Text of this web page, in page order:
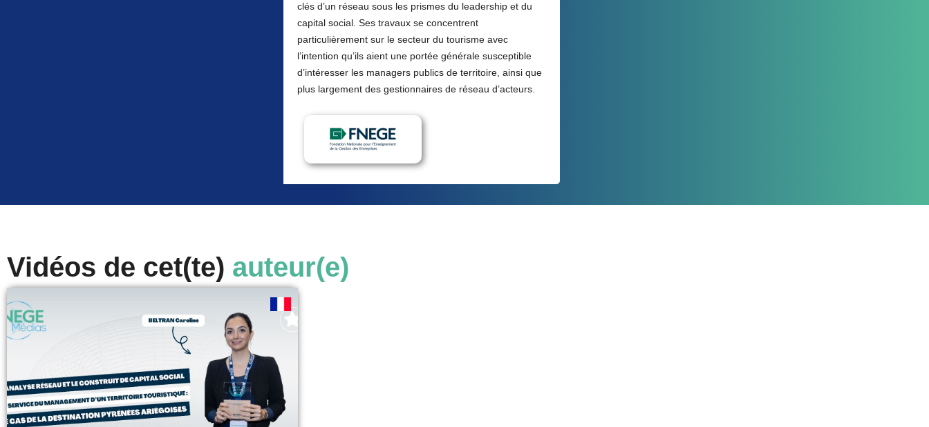
clés d’un réseau sous les prismes du leadership et du
capital social. Ses travaux se concentrent
particulièrement sur le secteur du tourisme avec
l’intention qu’ils aient une portée générale susceptible
d’intéresser les managers publics de territoire, ainsi que
plus largement des gestionnaires de réseau d’acteurs.
Vidéos de cet(te) auteur(e)